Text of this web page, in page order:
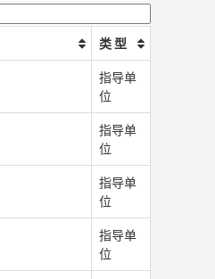
类 型
指导单
位
指导单
位
指导单
位
指导单
位